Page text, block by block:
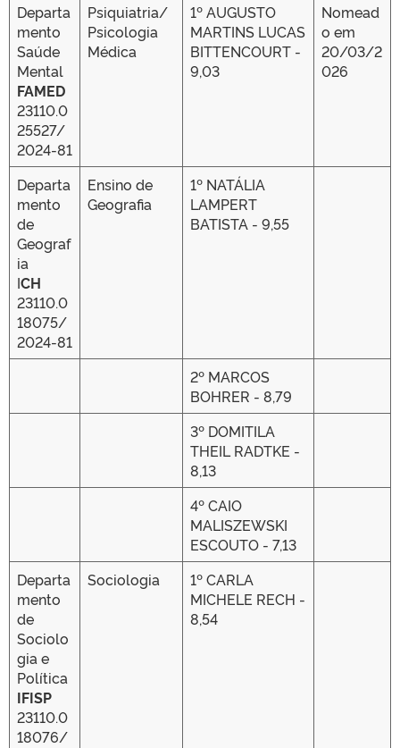
Departa
mento
Saúde
Mental
FAMED
23110.0
25527/
2024-81
Psiquiatria/
Psicologia
Médica
1º AUGUSTO
MARTINS LUCAS
BITTENCOURT -
9,03
Nomead
o em
20/03/2
026
Departa
mento
de
Geograf
ia
ICH
23110.0
18075/
2024-81
Ensino de
Geografia
1º NATÁLIA
LAMPERT
BATISTA - 9,55
2º MARCOS
BOHRER - 8,79
3º DOMITILA
THEIL RADTKE -
8,13
4º CAIO
MALISZEWSKI
ESCOUTO - 7,13
Departa
mento
de
Sociolo
gia e
Política
IFISP
23110.0
18076/
Sociologia
1º CARLA
MICHELE RECH -
8,54